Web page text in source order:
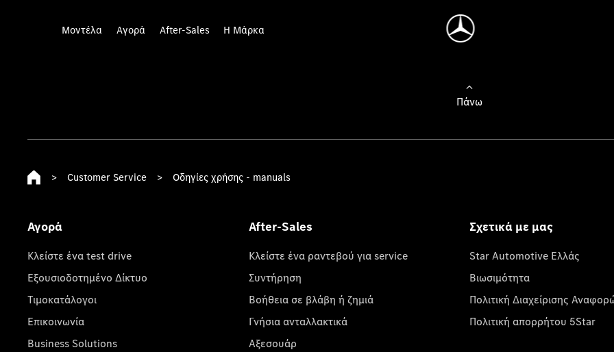
Μοντέλα Αγορά After-Sales Η Μάρκα
Πάνω
> Customer Service > Οδηγίες χρήσης - manuals
Αγορά
Κλείστε ένα test drive
Εξουσιοδοτημένο Δίκτυο
Τιμοκατάλογοι
Επικοινωνία
Business Solutions
After-Sales
Κλείστε ένα ραντεβού για service
Συντήρηση
Βοήθεια σε βλάβη ή ζημιά
Γνήσια ανταλλακτικά
Αξεσουάρ
Σχετικά με μας
Star Automotive Ελλάς
Βιωσιμότητα
Πολιτική Διαχείρισης
Πολιτική απορρήτου 5Star